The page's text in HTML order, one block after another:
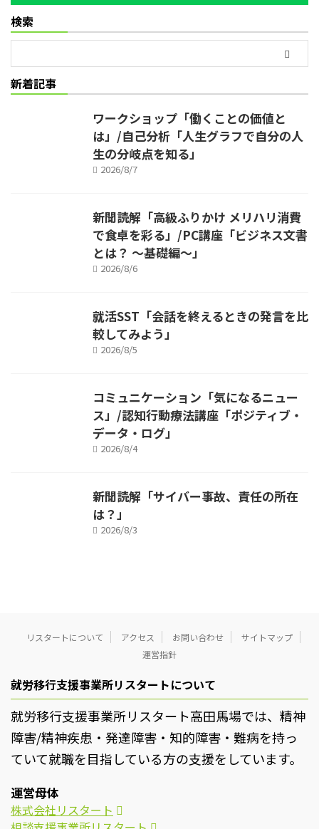
検索
新着記事
ワークショップ「働くことの価値と
は」/自己分析「人生グラフで自分の人
生の分岐点を知る」
2026/8/7
新聞読解「高級ふりかけ メリハリ消費
で食卓を彩る」/PC講座「ビジネス文書
とは？ ～基礎編～」
2026/8/6
就活SST「会話を終えるときの発言を比
較してみよう」
2026/8/5
コミュニケーション「気になるニュー
ス」/認知行動療法講座「ポジティブ・
データ・ログ」
2026/8/4
新聞読解「サイバー事故、責任の所在
は？」
2026/8/3
リスタートについて アクセス お問い合わせ
サイトマップ
運営指針
就労移行支援事業所リスタートについて
就労移行支援事業所リスタート高田馬場では、精神
障害/精神疾患・発達障害・知的障害・難病を持っ
ていて就職を目指している方の支援をしています。
運営母体
株式会社リスタート